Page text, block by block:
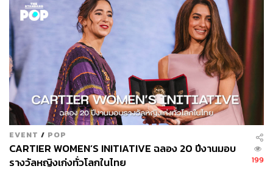
“คนแรกน่าจะเป็นหม่าม้า ถ้าหม่าม้าไม่ต้องการฟังหรือรู้สึก
ว่า ‘อะไรอีกแล้ว!’ แพตก็จะไปหาเพื่อนแทนค่ะ แพตมองว่า
โลกใบนี้มีตัวช่วยหลายอย่างมาก นอกจากหม่าม้าหรือเพื่อน
แล้ว ก็ยังมีหมาน้อยที่น่ารัก มีคลิปวิดีโอฮิปโปตัวน้อย หรือ
การพาตัวเองไปนวด นอกจากนี้ยังมีการใช้กลิ่นหอมเข้ามา
ช่วย โดยเฉพาะกลิ่น Intention จากปัญญ์ปุริ ซึ่งเกี่ยวข้องกับ
Crown Chakra ที่ถูกออกแบบมาเพื่อช่วยเวลาที่มนุษย์เรา
เครียด คิดเยอะ หรือรู้สึกเหมือนมีสิ่งของหนักๆ แบกอยู่ที่หัว
ซึ่งแพตรู้สึกว่ากลิ่นนี้ช่วยได้มากและรู้สึกคอนเน็กต์กับกลิ่น
นั้นเป็นพิเศษในช่วงที่เครียด”
ภาพ:Courtesy of PAÑPURI
EVENT / POP
CARTIER WOMEN’S INITIATIVE ฉลอง 20 ปีงานมอบ
รางวัลหญิงเก่งทั่วโลกในไทย
199